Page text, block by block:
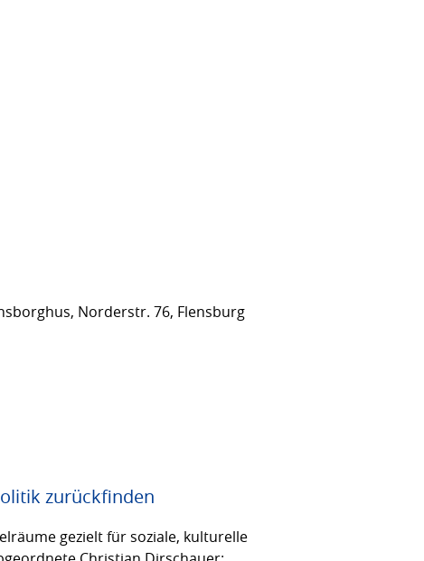
Norderstr. 76, Flensburg
zurückfinden
gezielt für soziale, kulturelle